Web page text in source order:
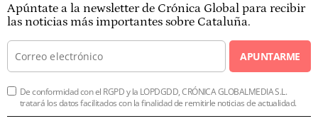
Apúntate a la newsletter de Crónica Global para recibir
las noticias más importantes sobre Cataluña.
APUNTARME
De conformidad con el RGPD y la LOPDGDD, CRÓNICA GLOBALMEDIA S.L.
tratará los datos facilitados con la finalidad de remitirle noticias de actualidad.